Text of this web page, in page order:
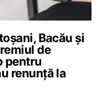
Bacău și
de
pentru
renunță la